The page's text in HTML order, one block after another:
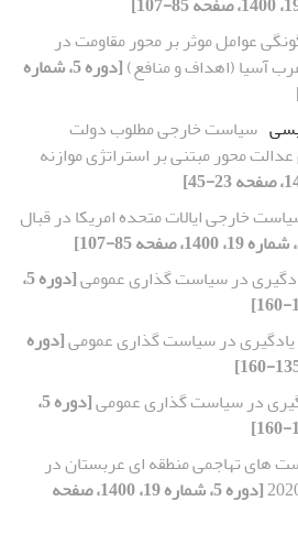
عوامل موثر بر محور مقاومت در
آسیا (اهداف و منافع)
[دوره 5، شماره
سیاست خارجی مطلوب دولت
محور مبتنی بر استراتژی موازنه
خارجی ایالات متحده امریکا در قبال
در سیاست گذاری عمومی
[دوره 5،
در سیاست گذاری عمومی[دوره
در سیاست گذاری عمومی
[دوره 5،
های تهاجمی منطقه ای عربستان در
[دوره 5، شماره 19، 1400، صفحه